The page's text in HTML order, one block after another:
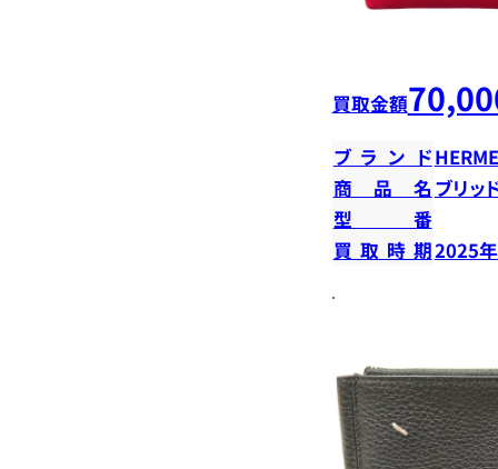
買取金額
ブランド
商品名 ブリッ
型番
買取時期2025